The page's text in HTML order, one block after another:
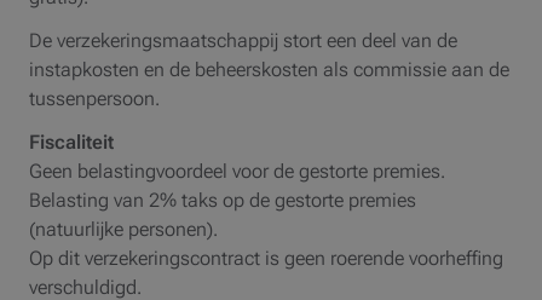
De verzekeringsmaatschappij stort een deel van de
instapkosten en de beheerskosten als commissie aan de
tussenpersoon.
Fiscaliteit
Geen belastingvoordeel voor de gestorte premies.
Belasting van 2% taks op de gestorte premies
(natuurlijke personen).
Op dit verzekeringscontract is geen roerende voorheffing
verschuldigd.